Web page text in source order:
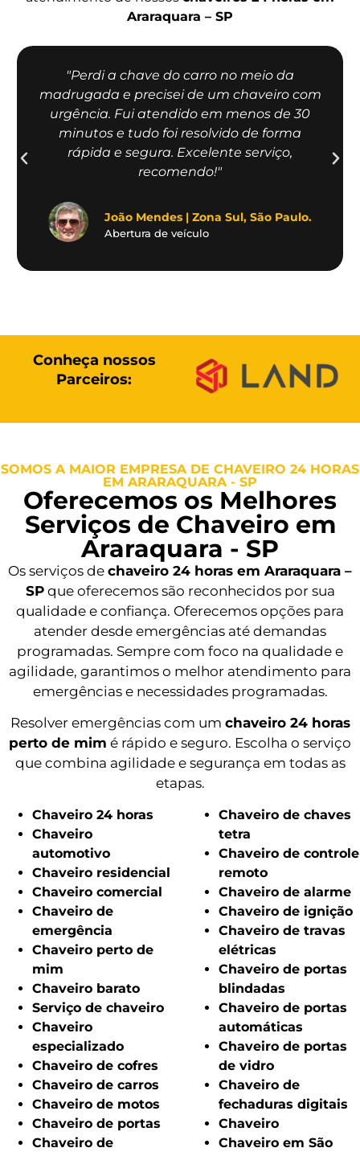
Araraquara – SP
"Perdi a chave do carro no meio da
madrugada e precisei de um chaveiro com
urgência. Fui atendido em menos de 30
minutos e tudo foi resolvido de forma
rápida e segura. Excelente serviço,
recomendo!"
João Mendes | Zona Sul, São Paulo.
Abertura de veículo
Conheça nossos
Parceiros:
SOMOS A MAIOR EMPRESA DE CHAVEIRO 24 HORAS
EM ARARAQUARA - SP
Oferecemos os Melhores
Serviços de Chaveiro em
Araraquara - SP
Os serviços de chaveiro 24 horas em Araraquara –
SPque oferecemos são reconhecidos por sua
qualidade e confiança. Oferecemos opções para
atender desde emergências até demandas
programadas. Sempre com foco na qualidade e
agilidade, garantimos o melhor atendimento para
emergências e necessidades programadas.
Resolver emergências com um chaveiro 24 horas
perto de mim é rápido e seguro. Escolha o serviço
que combina agilidade e segurança em todas as
etapas.
Chaveiro 24 horas
Chaveiro
automotivo
Chaveiro residencial
Chaveiro comercial
Chaveiro de
emergência
Chaveiro perto de
mim
Chaveiro barato
Serviço de chaveiro
Chaveiro
especializado
Chaveiro de cofres
Chaveiro de carros
Chaveiro de motos
Chaveiro de portas
Chaveiro de
Chaveiro de chaves
tetra
Chaveiro de controle
remoto
Chaveiro de alarme
Chaveiro de ignição
Chaveiro de travas
elétricas
Chaveiro de portas
blindadas
Chaveiro de portas
automáticas
Chaveiro de portas
de vidro
Chaveiro de
fechaduras digitais
Chaveiro
Chaveiro em São